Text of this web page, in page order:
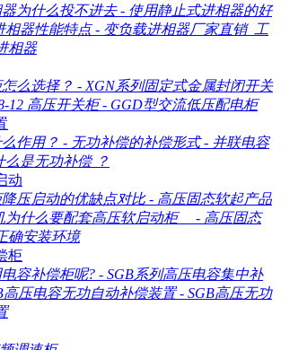
为什么投不进去 - 使用静止式进相器的好
相器性能特点 - 变负载进相器厂家直销_工
相器
么选择？ - XGN系列固定式金属封闭开关
12 高压开关柜 - GGD型交流低压配电柜
作用？ - 无功补偿的补偿形式 - 并联电容
么是无功补偿 ？
动
压启动的优缺点对比 - 高压固态软起产品
为什么要配套高压软启动柜 - 高压固态
确安装环境
柜
容补偿柜呢? - SGB系列高压电容集中补
高压电容无功自动补偿装置 - SGB高压无功